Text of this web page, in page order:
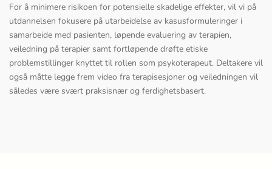
For å minimere risikoen for potensielle skadelige effekter, vil vi på
utdannelsen fokusere på utarbeidelse av kasusformuleringer i
samarbeide med pasienten, løpende evaluering av terapien,
veiledning på terapier samt fortløpende drøfte etiske
problemstillinger knyttet til rollen som psykoterapeut. Deltakere vil
også måtte legge frem video fra terapisesjoner og veiledningen vil
således være svært praksisnær og ferdighetsbasert.